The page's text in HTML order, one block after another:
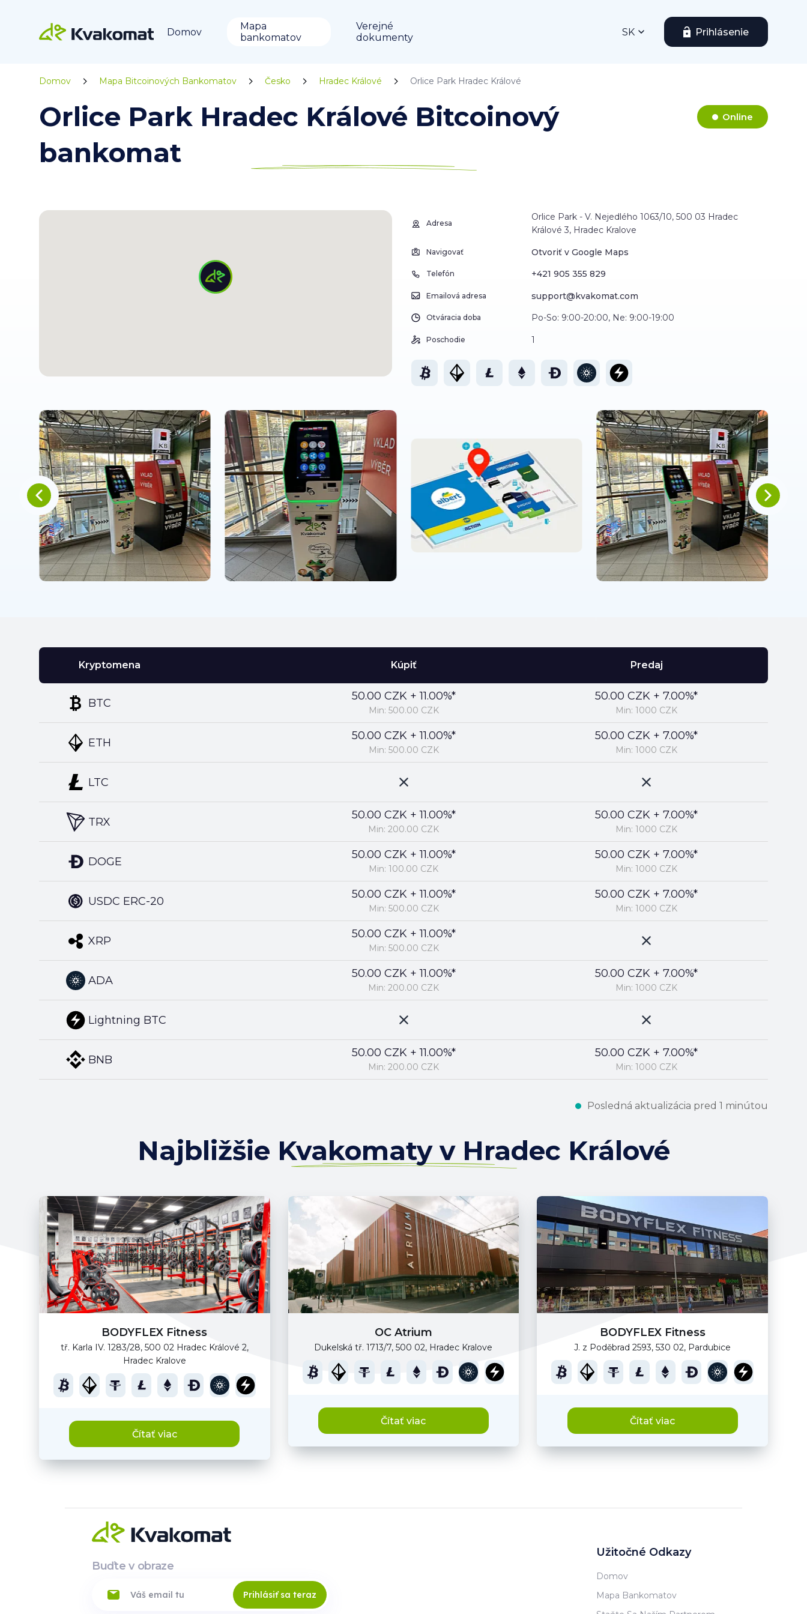
Domov
Mapa
bankomatov
Verejné
dokumenty
SK Prihlásenie
Domov Mapa Bitcoinových Bankomatov Česko Hradec Králové Orlice Park Hradec Králové
Orlice Park Hradec Králové Bitcoinový
bankomat
Online
Adresa
Orlice Park - V. Nejedlého 1063/10, 500 03 Hradec
Králové 3, Hradec Kralove
Navigovať Otvoriť v Google Maps
Telefón +421 905 355 829
Emailová adresa support@kvakomat.com
Otváracia doba Po-So: 9:00-20:00, Ne: 9:00-19:00
Poschodie 1
Kryptomena
BTC
ETH
LTC
TRX
DOGE
USDC ERC-20
XRP
ADA
Lightning BTC
BNB
Kúpiť
50.00 CZK + 11.00%*
Min: 500.00 CZK
50.00 CZK + 11.00%*
Min: 500.00 CZK
50.00 CZK + 11.00%*
Min: 200.00 CZK
50.00 CZK + 11.00%*
Min: 100.00 CZK
50.00 CZK + 11.00%*
Min: 500.00 CZK
50.00 CZK + 11.00%*
Min: 500.00 CZK
50.00 CZK + 11.00%*
Min: 200.00 CZK
50.00 CZK + 11.00%*
Min: 200.00 CZK
Predaj
50.00 CZK + 7.00%*
Min: 1000 CZK
50.00 CZK + 7.00%*
Min: 1000 CZK
50.00 CZK + 7.00%*
Min: 1000 CZK
50.00 CZK + 7.00%*
Min: 1000 CZK
50.00 CZK + 7.00%*
Min: 1000 CZK
50.00 CZK + 7.00%*
Min: 1000 CZK
50.00 CZK + 7.00%*
Min: 1000 CZK
Posledná aktualizácia pred 1 minútou
Najbližšie Kvakomaty v Hradec Králové
BODYFLEX Fitness
tř. Karla IV. 1283/28, 500 02 Hradec Králové 2,
Hradec Kralove
Čítať viac
OC Atrium
Dukelská tř. 1713/7, 500 02, Hradec Kralove
Čítať viac
BODYFLEX Fitness
J. z Poděbrad 2593, 530 02, Pardubice
Čítať viac
Buďte v obraze
Prihlásiť sa teraz
Užitočné Odkazy
Domov
Mapa Bankomatov